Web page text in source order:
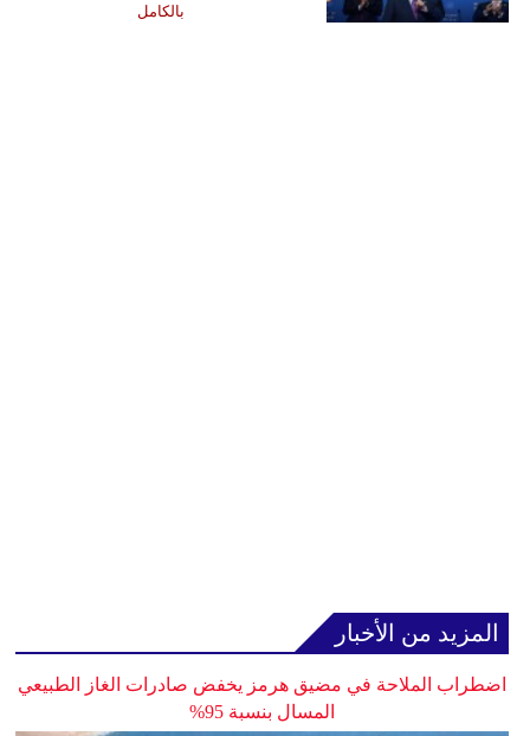
بالكامل
المزيد من الأخبار
اضطراب الملاحة في مضيق هرمز يخفض صادرات الغاز الطبيعي
المسال بنسبة 95%